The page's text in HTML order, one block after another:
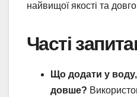
найвищої якості та
Часті
Що додати у
довше?